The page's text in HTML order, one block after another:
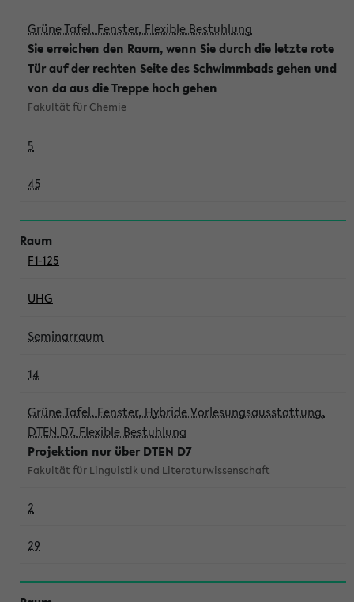
Grüne Tafel, Fenster, Flexible Bestuhlung
Sie erreichen den Raum, wenn Sie durch die letzte rote
Tür auf der rechten Seite des Schwimmbads gehen und
von da aus die Treppe hoch gehen
Fakultät für Chemie
5
45
F1-125
UHG
Seminarraum
14
Grüne Tafel, Fenster, Hybride Vorlesungsausstattung,
DTEN D7, Flexible Bestuhlung
Projektion nur über DTEN D7
Fakultät für Linguistik und Literaturwissenschaft
2
29